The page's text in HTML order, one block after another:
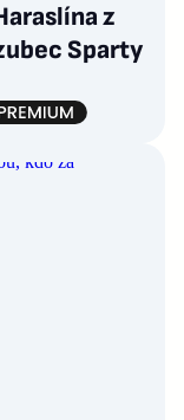
z
Sparty